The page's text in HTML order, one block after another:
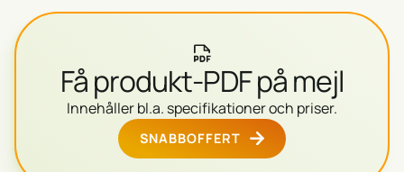
Få produkt-PDF på mejl
Innehåller bl.a. specifikationer och priser.
SNABBOFFERT